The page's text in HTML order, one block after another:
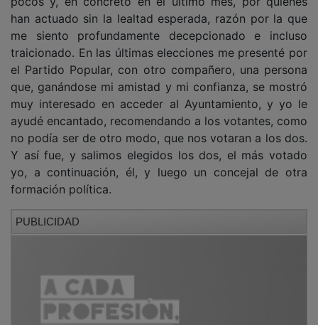
han actuado sin la lealtad esperada, razón por la que
me siento profundamente decepcionado e incluso
traicionado. En las últimas elecciones me presenté por
el Partido Popular, con otro compañero, una persona
que, ganándose mi amistad y mi confianza, se mostró
muy interesado en acceder al Ayuntamiento, y yo le
ayudé encantado, recomendando a los votantes, como
no podía ser de otro modo, que nos votaran a los dos.
Y así fue, y salimos elegidos los dos, el más votado
yo, a continuación, él, y luego un concejal de otra
formación política.